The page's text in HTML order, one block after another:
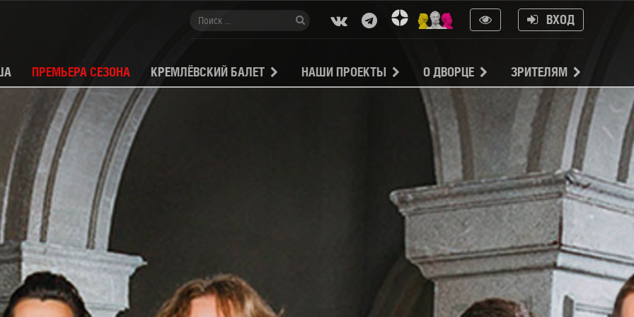
ВХОД
ПРЕМЬЕРА СЕЗОНА КРЕМЛЁВСКИЙ БАЛЕТ НАШИ ПРОЕКТЫ О ДВОРЦЕ ЗРИТЕЛЯМ